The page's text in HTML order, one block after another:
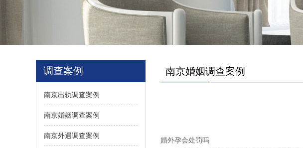
调查案例
南京出轨调查案例
南京婚姻调查案例
南京外遇调查案例
南京婚姻调查案例
婚外孕会处罚吗